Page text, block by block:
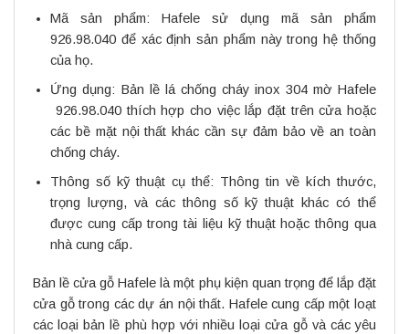
Mã sản phẩm: Hafele sử dụng mã sản phẩm
926.98.040 để xác định sản phẩm này trong hệ thống
của họ.
Ứng dụng: Bản lề lá chống cháy inox 304 mờ Hafele
926.98.040 thích hợp cho việc lắp đặt trên cửa hoặc
các bề mặt nội thất khác cần sự đảm bảo về an toàn
chống cháy.
Thông số kỹ thuật cụ thể: Thông tin về kích thước,
trọng lượng, và các thông số kỹ thuật khác có thể
được cung cấp trong tài liệu kỹ thuật hoặc thông qua
nhà cung cấp.
Bản lề cửa gỗ Hafele là một phụ kiện quan trọng để lắp đặt
cửa gỗ trong các dự án nội thất. Hafele cung cấp một loạt
các loại bản lề phù hợp với nhiều loại cửa gỗ và các yêu